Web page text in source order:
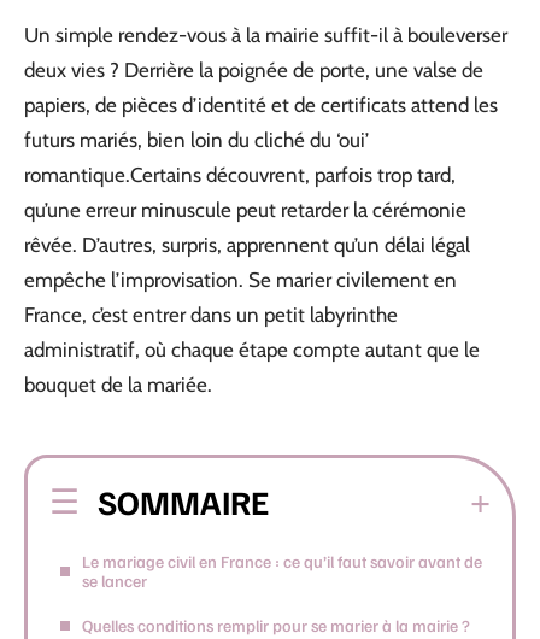
Un simple rendez-vous à la mairie suffit-il à bouleverser
deux vies ? Derrière la poignée de porte, une valse de
papiers, de pièces d’identité et de certificats attend les
futurs mariés, bien loin du cliché du ‘oui’
romantique.Certains découvrent, parfois trop tard,
qu’une erreur minuscule peut retarder la cérémonie
rêvée. D’autres, surpris, apprennent qu’un délai légal
empêche l’improvisation. Se marier civilement en
France, c’est entrer dans un petit labyrinthe
administratif, où chaque étape compte autant que le
bouquet de la mariée.
SOMMAIRE
Le mariage civil en France : ce qu’il faut savoir avant de
se lancer
Quelles conditions remplir pour se marier à la mairie ?